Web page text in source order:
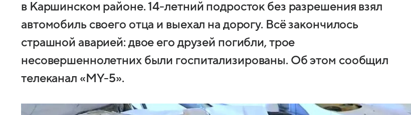
в Каршинском районе. 14-летний подросток без разрешения взял
автомобиль своего отца и выехал на дорогу. Всё закончилось
страшной аварией: двое его друзей погибли, трое
несовершеннолетних были госпитализированы. Об этом сообщил
телеканал «МY-5».